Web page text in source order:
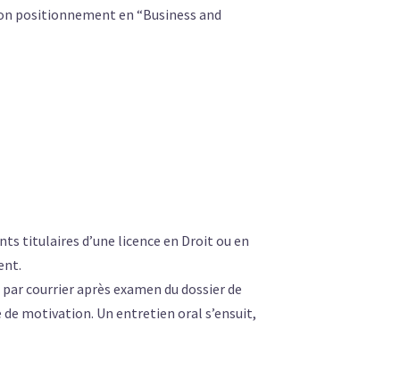
positionnement en “Business and
titulaires d’une licence en Droit ou en
courrier après examen du dossier de
de motivation. Un entretien oral s’ensuit,